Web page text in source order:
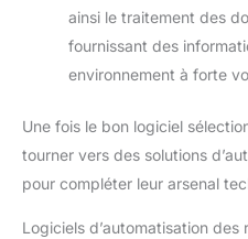
ainsi le traitement des
fournissant des
environnement à forte
Une fois le bon logiciel
tourner vers des solutions
pour compléter leur arsenal
Logiciels d’automatisation